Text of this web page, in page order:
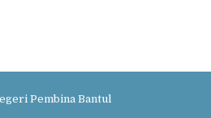
Pembina Bantul